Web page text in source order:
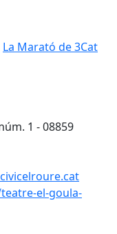
La Marató de 3Cat
1 - 08859
el-goula-